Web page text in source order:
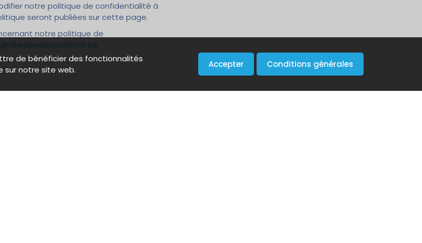
de bénéficier des fonctionnalités
sur notre site web.
Accepter Conditions générales
notre politique de confidentialité à
seront publiées sur cette page.
notre politique de